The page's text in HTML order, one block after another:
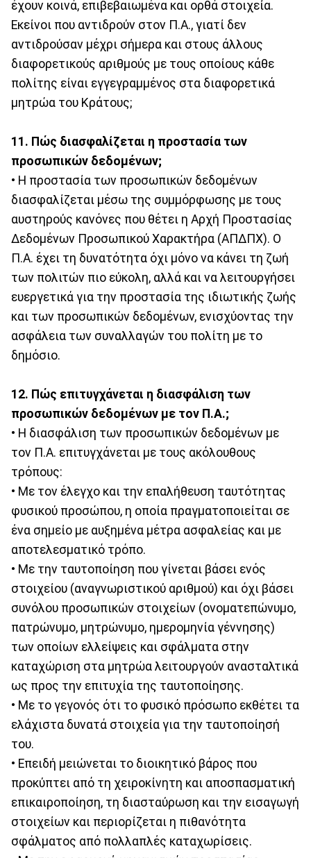
έχουν κοινά, επιβεβαιωμένα και ορθά στοιχεία.
Εκείνοι που αντιδρούν στον Π.Α., γιατί δεν
αντιδρούσαν μέχρι σήμερα και στους άλλους
διαφορετικούς αριθμούς με τους οποίους κάθε
πολίτης είναι εγγεγραμμένος στα διαφορετικά
μητρώα του Κράτους;
11. Πώς διασφαλίζεται η προστασία των
προσωπικών δεδομένων;
• Η προστασία των προσωπικών δεδομένων
διασφαλίζεται μέσω της συμμόρφωσης με τους
αυστηρούς κανόνες που θέτει η Αρχή Προστασίας
Δεδομένων Προσωπικού Χαρακτήρα (ΑΠΔΠΧ). Ο
Π.Α. έχει τη δυνατότητα όχι μόνο να κάνει τη ζωή
των πολιτών πιο εύκολη, αλλά και να λειτουργήσει
ευεργετικά για την προστασία της ιδιωτικής ζωής
και των προσωπικών δεδομένων, ενισχύοντας την
ασφάλεια των συναλλαγών του πολίτη με το
δημόσιο.
12. Πώς επιτυγχάνεται η διασφάλιση των
προσωπικών δεδομένων με τον Π.Α.;
• Η διασφάλιση των προσωπικών δεδομένων με
τον Π.Α. επιτυγχάνεται με τους ακόλουθους
τρόπους:
• Με τον έλεγχο και την επαλήθευση ταυτότητας
φυσικού προσώπου, η οποία πραγματοποιείται σε
ένα σημείο με αυξημένα μέτρα ασφαλείας και με
αποτελεσματικό τρόπο.
• Με την ταυτοποίηση που γίνεται βάσει ενός
στοιχείου (αναγνωριστικού αριθμού) και όχι βάσει
συνόλου προσωπικών στοιχείων (ονοματεπώνυμο,
πατρώνυμο, μητρώνυμο, ημερομηνία γέννησης)
των οποίων ελλείψεις και σφάλματα στην
καταχώριση στα μητρώα λειτουργούν ανασταλτικά
ως προς την επιτυχία της ταυτοποίησης.
• Με το γεγονός ότι το φυσικό πρόσωπο εκθέτει τα
ελάχιστα δυνατά στοιχεία για την ταυτοποίησή
του.
• Επειδή μειώνεται το διοικητικό βάρος που
προκύπτει από τη χειροκίνητη και αποσπασματική
επικαιροποίηση, τη διασταύρωση και την εισαγωγή
στοιχείων και περιορίζεται η πιθανότητα
σφάλματος από πολλαπλές καταχωρίσεις.